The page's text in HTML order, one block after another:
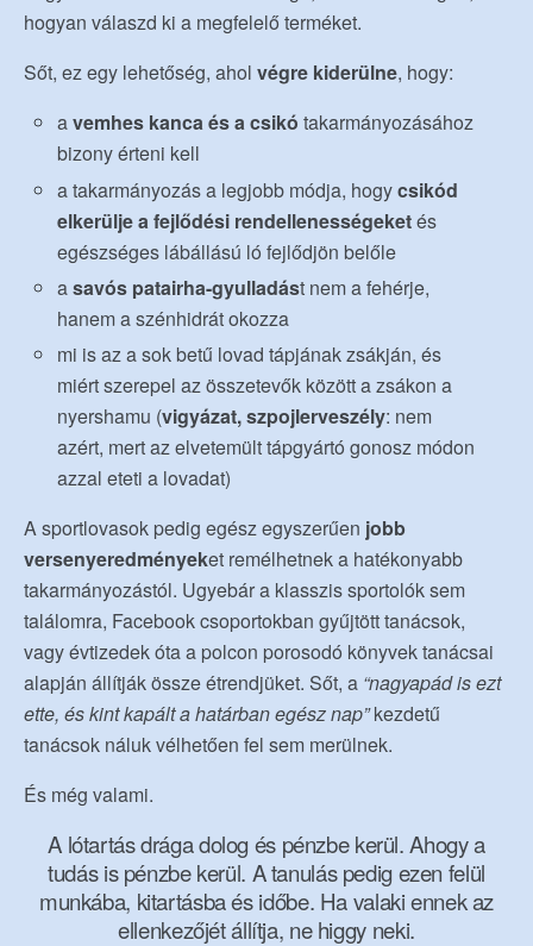
hogyan válaszd ki a megfelelő terméket.
Sőt, ez egy lehetőség, ahol végre kiderülne, hogy:
avemhes kanca és a csikó takarmányozásához
bizony érteni kell
a takarmányozás a legjobb módja, hogycsikód
elkerülje a fejlődési rendellenességeketés
egészséges lábállású ló fejlődjön belőle
asavós patairha-gyulladást nem a fehérje,
hanem a szénhidrát okozza
mi is az a sok betű lovad tápjának zsákján, és
miért szerepel az összetevők között a zsákon a
nyershamu (vigyázat, szpojlerveszély: nem
azért, mert az elvetemült tápgyártó gonosz módon
azzal eteti a lovadat)
A sportlovasok pedig egész egyszerűen jobb
versenyeredményeket remélhetnek a hatékonyabb
takarmányozástól. Ugyebár a klasszis sportolók sem
találomra, Facebook csoportokban gyűjtött tanácsok,
vagy évtizedek óta a polcon porosodó könyvek tanácsai
alapján állítják össze étrendjüket. Sőt, a “nagyapád is ezt
ette, és kint kapált a határban egész nap”kezdetű
tanácsok náluk vélhetően fel sem merülnek.
És még valami.
A lótartás drága dolog és pénzbe kerül. Ahogy a
tudás is pénzbe kerül. A tanulás pedig ezen felül
munkába, kitartásba és időbe. Ha valaki ennek az
ellenkezőjét állítja, ne higgy neki.